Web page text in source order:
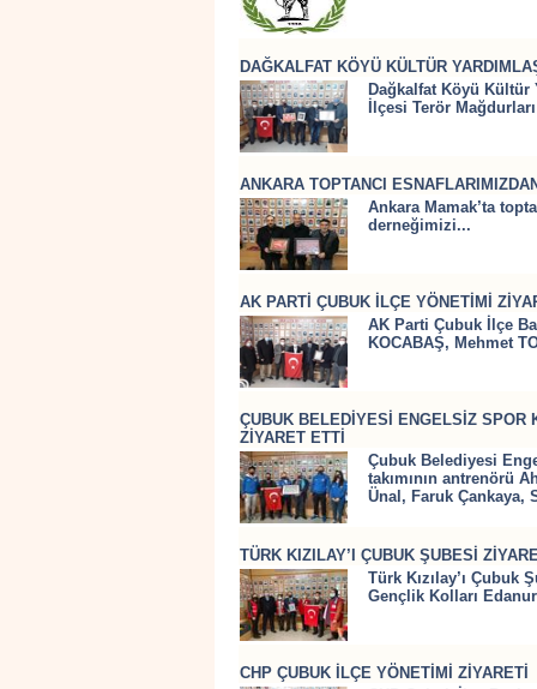
DAĞKALFAT KÖYÜ KÜLTÜR
Dağkalfat Köyü Kültür
İlçesi Terör
ANKARA TOPTANCI
Ankara Mamak’ta
derneğimizi...
AK PARTİ ÇUBUK İLÇE YÖNETİMİ
AK Parti Çubuk İlçe
KOCABAŞ, Mehmet
ÇUBUK BELEDİYESİ ENGELSİZ SPOR
ZİYARET ETTİ
Çubuk Belediyesi
takımının antrenörü
Ünal, Faruk Çankaya,
TÜRK KIZILAY’I ÇUBUK ŞUBESİ
Türk Kızılay’ı Çubuk
Gençlik Kolları
CHP ÇUBUK İLÇE YÖNETİMİ ZİYARETİ